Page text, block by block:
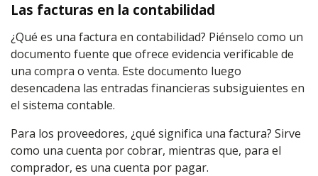
Las facturas en la contabilidad
¿Qué es una factura en contabilidad? Piénselo como un
documento fuente que ofrece evidencia verificable de
una compra o venta. Este documento luego
desencadena las entradas financieras subsiguientes en
el sistema contable.
Para los proveedores, ¿qué significa una factura? Sirve
como una cuenta por cobrar, mientras que, para el
comprador, es una cuenta por pagar.